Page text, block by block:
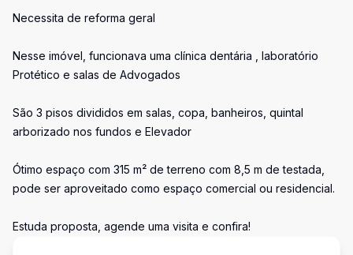
Necessita de reforma geral
Nesse imóvel, funcionava uma clínica dentária , laboratório
Protético e salas de Advogados
São 3 pisos divididos em salas, copa, banheiros, quintal
arborizado nos fundos e Elevador
Ótimo espaço com 315 m² de terreno com 8,5 m de testada,
pode ser aproveitado como espaço comercial ou residencial.
Estuda proposta, agende uma visita e confira!